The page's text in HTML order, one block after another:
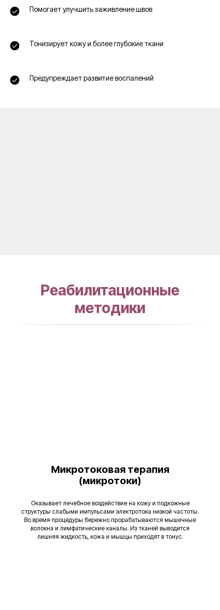
Помогает улучшить заживление швов
Тонизирует кожу и более глубокие ткани
Предупреждает развитие воспалений
Реабилитационные
методики
Микротоковая терапия
(микротоки)
Оказывает лечебное воздействие на кожу и подкожные
структуры слабыми импульсами электротока низкой частоты.
Во время процедуры бережно прорабатываются мышечные
волокна и лимфатические каналы. Из тканей выводится
лишняя жидкость, кожа и мышцы приходят в тонус.